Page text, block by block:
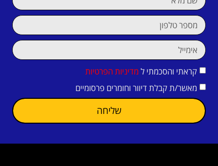
קראתי והסכמתי ל מדיניות הפרטיות
מאשר/ת קבלת דיוור וחומרים פרסומיים
שליחה